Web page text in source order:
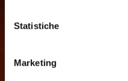
Statistiche
Marketing